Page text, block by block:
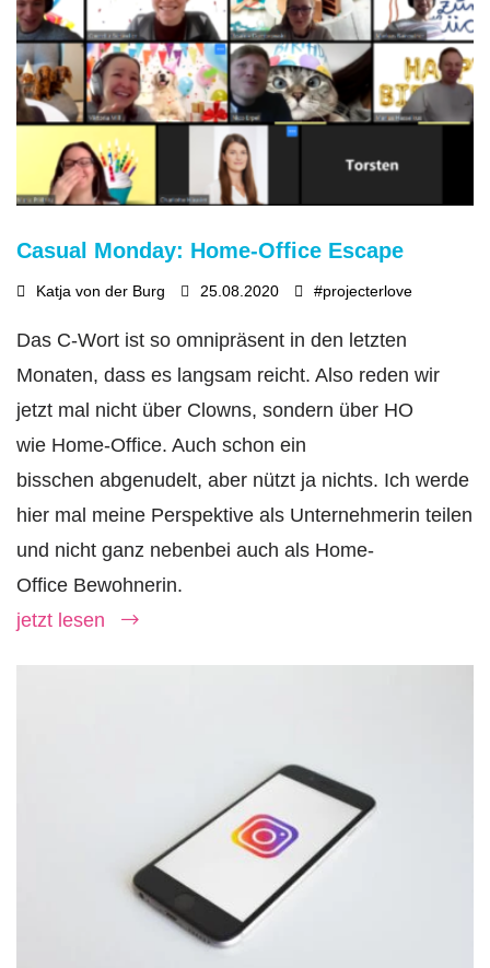
Casual Monday: Home-Office Escape
Katja von der Burg 25.08.2020 #projecterlove
Das C-Wort ist so omnipräsent in den letzten
Monaten, dass es langsam reicht. Also reden wir
jetzt mal nicht über Clowns, sondern über HO
wie Home-Office. Auch schon ein
bisschen abgenudelt, aber nützt ja nichts. Ich werde
hier mal meine Perspektive als Unternehmerin teilen
und nicht ganz nebenbei auch als Home-
Office Bewohnerin.
jetzt lesen